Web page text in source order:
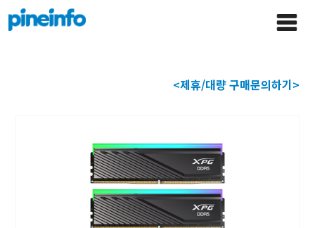
콘텐츠로
건너뛰기
Main
<제휴/대량 구매문의하기>
파인인포 홈으로 이동